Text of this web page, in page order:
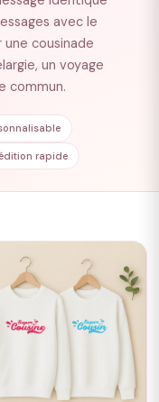
avec le
une cousinade
un voyage
commun.
rapide